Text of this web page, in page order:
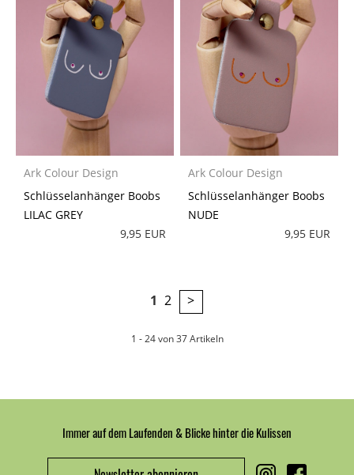
Ark Colour Design
Schlüsselanhänger Boobs
LILAC GREY
9,95 EUR
Ark Colour Design
Schlüsselanhänger Boobs
NUDE
9,95 EUR
1 2 >
1 - 24 von 37 Artikeln
Immer auf dem Laufenden & Blicke hinter die Kulissen